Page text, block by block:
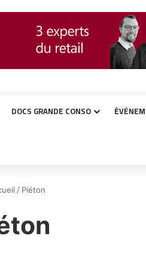
DOCS GRANDE CONSO
/ Piéton